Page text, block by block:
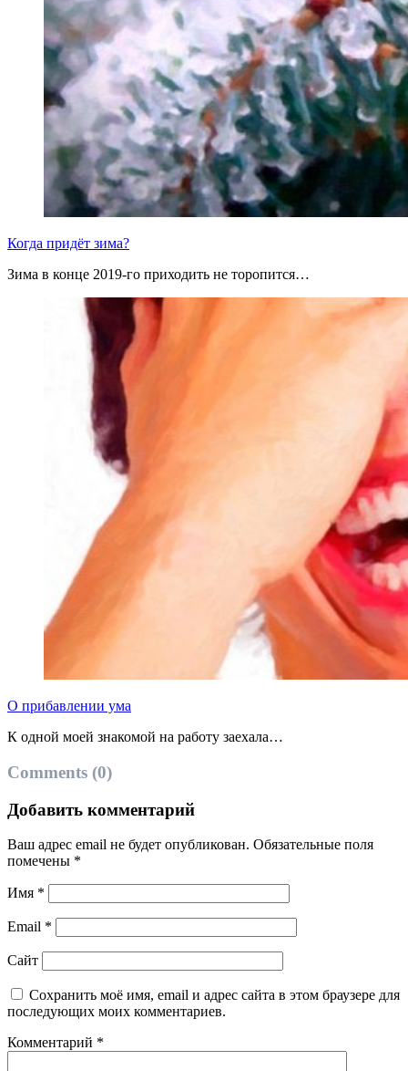
Когда придёт зима?
Зима в конце 2019-го приходить не торопится…
О прибавлении ума
К одной моей знакомой на работу заехала…
Comments (0)
Добавить комментарий
Ваш адрес email не будет опубликован. Обязательные поля
помечены *
Имя *
Email *
Сайт
Сохранить моё имя, email и адрес сайта в этом браузере для
последующих моих комментариев.
Комментарий *